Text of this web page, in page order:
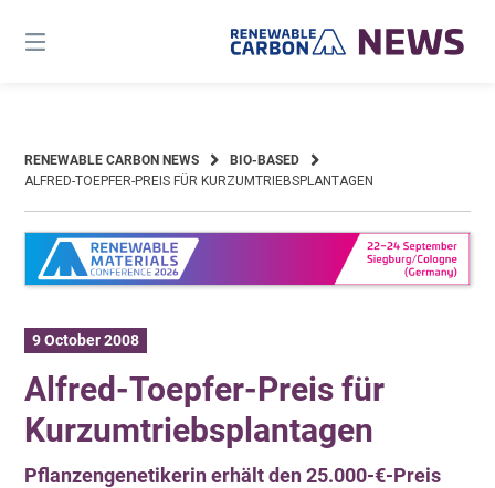
content
RENEWABLE CARBON NEWS
BIO-BASED
ALFRED-TOEPFER-PREIS FÜR KURZUMTRIEBSPLANTAGEN
9 October 2008
Alfred-Toepfer-Preis für
Kurzumtriebsplantagen
Pflanzengenetikerin erhält den 25.000-€-Preis